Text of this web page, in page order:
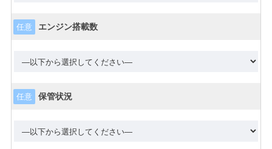
任意 エンジン搭載数
任意 保管状況